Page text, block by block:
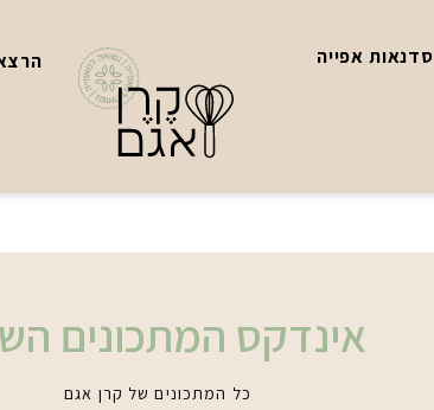
סדנאות אפייה
אינדקס המתכונים
כל המתכונים של קרן אגם